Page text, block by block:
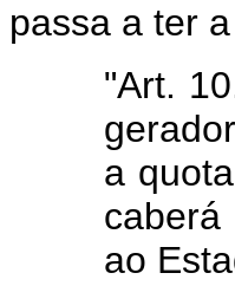
passa a ter
"Art.
a
ao